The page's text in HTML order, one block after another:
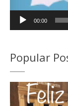
00:00
Popular